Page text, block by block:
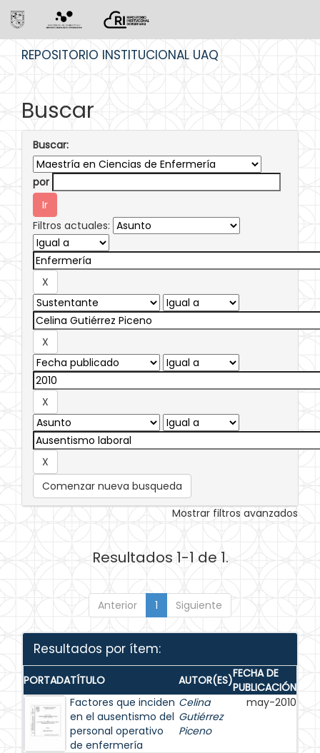
REPOSITORIO INSTITUCIONAL UAQ
Buscar
Buscar:
por
Filtros actuales:
Comenzar nueva busqueda
Mostrar filtros avanzados
Resultados 1-1 de 1.
Anterior 1 Siguiente
Resultados por ítem:
PORTADATÍTULO AUTOR(ES)FECHA DE
PUBLICACIÓN
Factores que inciden
en el ausentismo del
personal operativo
de enfermería
Celina
Gutiérrez
Piceno
may-2010